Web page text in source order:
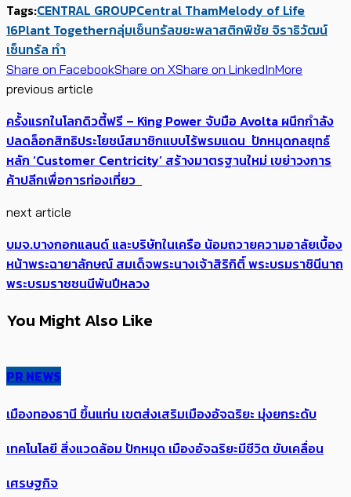
Tags:CENTRAL GROUPCentral ThamMelody of Life
16Plant Togetherกลุ่มเซ็นทรัลขยะพลาสติกพิชัย จิราธิวัฒน์
เซ็นทรัล ทำ
Share on FacebookShare on XShare on LinkedInMore
previous article
ครั้งแรกในโลกดิวตี้ฟรี – King Power จับมือ Avolta ผนึกกำลัง
ปลดล็อกสิทธิประโยชน์สมาชิกแบบไร้พรมแดน ปักหมุดกลยุทธ์
หลัก ‘Customer Centricity’ สร้างมาตรฐานใหม่ เขย่าวงการ
ค้าปลีกเพื่อการท่องเที่ยว
next article
บมจ.บางกอกแลนด์ และบริษัทในเครือ น้อมถวายความอาลัยเบื้อง
หน้าพระฉายาลักษณ์ สมเด็จพระนางเจ้าสิริกิติ์ พระบรมราชินีนาถ
พระบรมราชชนนีพันปีหลวง
You Might Also Like
PR NEWS
เมืองทองธานี ขึ้นแท่น เขตส่งเสริมเมืองอัจฉริยะ มุ่งยกระดับ
เทคโนโลยี สิ่งแวดล้อม ปักหมุด เมืองอัจฉริยะมีชีวิต ขับเคลื่อน
เศรษฐกิจ